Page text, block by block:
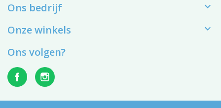
Ons bedrijf 
Onze winkels 
Ons volgen?